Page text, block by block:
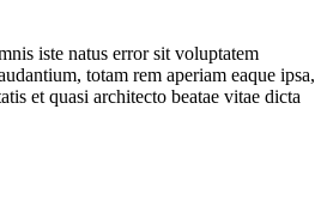
iste natus error sit voluptatem
totam rem aperiam eaque ipsa,
et quasi architecto beatae vitae dicta